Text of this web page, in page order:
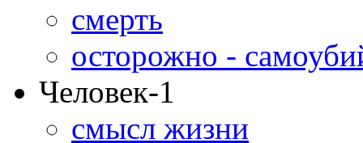
смерть
осторожно -
Человек-1
смысл жизни